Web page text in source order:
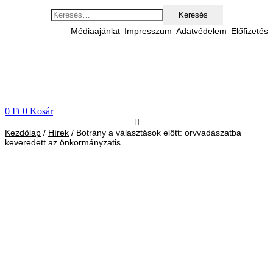
Keresés:
Médiaajánlat Impresszum Adatvédelem Előfizetés
0 Ft 0 Kosár
Kezdőlap / Hírek / Botrány a választások előtt: orvvadászatba
keveredett az önkormányzatis